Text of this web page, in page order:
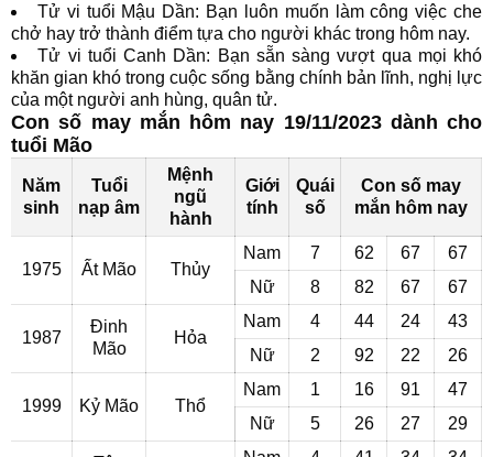
Tử vi tuổi Mậu Dần: Bạn luôn muốn làm công việc che
chở hay trở thành điểm tựa cho người khác trong hôm nay.
Tử vi tuổi Canh Dần: Bạn sẵn sàng vượt qua mọi khó
khăn gian khó trong cuộc sống bằng chính bản lĩnh, nghị lực
của một người anh hùng, quân tử.
Con số may mắn hôm nay 19/11/2023 dành cho
tuổi Mão
Năm
sinh
Tuổi
nạp âm
Mệnh
ngũ
hành
Giới
tính
Quái
số
Con số may
mắn hôm nay
1975 Ất Mão Thủy
Nam 7 62 67
67
Nữ
8 82 67 67
1987
Đinh
Mão
Hỏa
Nam 4 44 24
43
Nữ
2 92 22 26
1999 Kỷ Mão Thổ
Nam 1 16 91
47
Nữ
5 26 27 29